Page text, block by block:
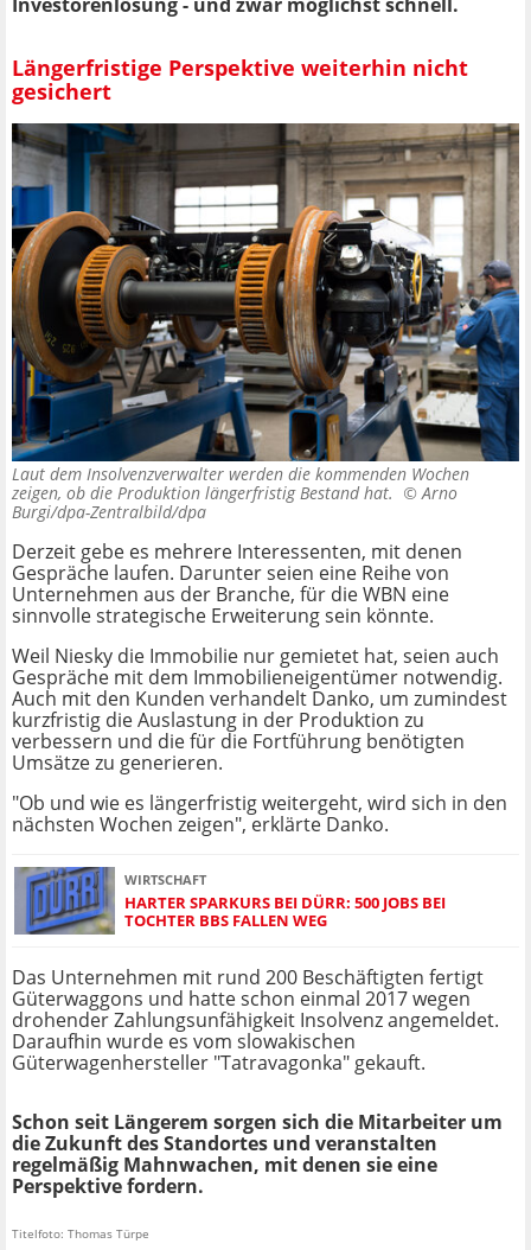
Längerfristige Perspektive weiterhin nicht
gesichert
Laut dem Insolvenzverwalter werden die kommenden Wochen
zeigen, ob die Produktion längerfristig Bestand hat. ©Arno
Burgi/dpa-Zentralbild/dpa
Derzeit gebe es mehrere Interessenten, mit denen
Gespräche laufen. Darunter seien eine Reihe von
Unternehmen aus der Branche, für die WBN eine
sinnvolle strategische Erweiterung sein könnte.
Weil Niesky die Immobilie nur gemietet hat, seien auch
Gespräche mit dem Immobilieneigentümer notwendig.
Auch mit den Kunden verhandelt Danko, um zumindest
kurzfristig die Auslastung in der Produktion zu
verbessern und die für die Fortführung benötigten
Umsätze zu generieren.
"Ob und wie es längerfristig weitergeht, wird sich in den
nächsten Wochen zeigen", erklärte Danko.
WIRTSCHAFT
HARTER SPARKURS BEI DÜRR: 500 JOBS BEI
TOCHTER BBS FALLEN WEG
Das Unternehmen mit rund 200 Beschäftigten fertigt
Güterwaggons und hatte schon einmal 2017 wegen
drohender Zahlungsunfähigkeit Insolvenz angemeldet.
Daraufhin wurde es vom slowakischen
Güterwagenhersteller "Tatravagonka" gekauft.
Schon seit Längerem sorgen sich die Mitarbeiter um
die Zukunft des Standortes und veranstalten
regelmäßig Mahnwachen, mit denen sie eine
Perspektive fordern.
Titelfoto: Thomas Türpe